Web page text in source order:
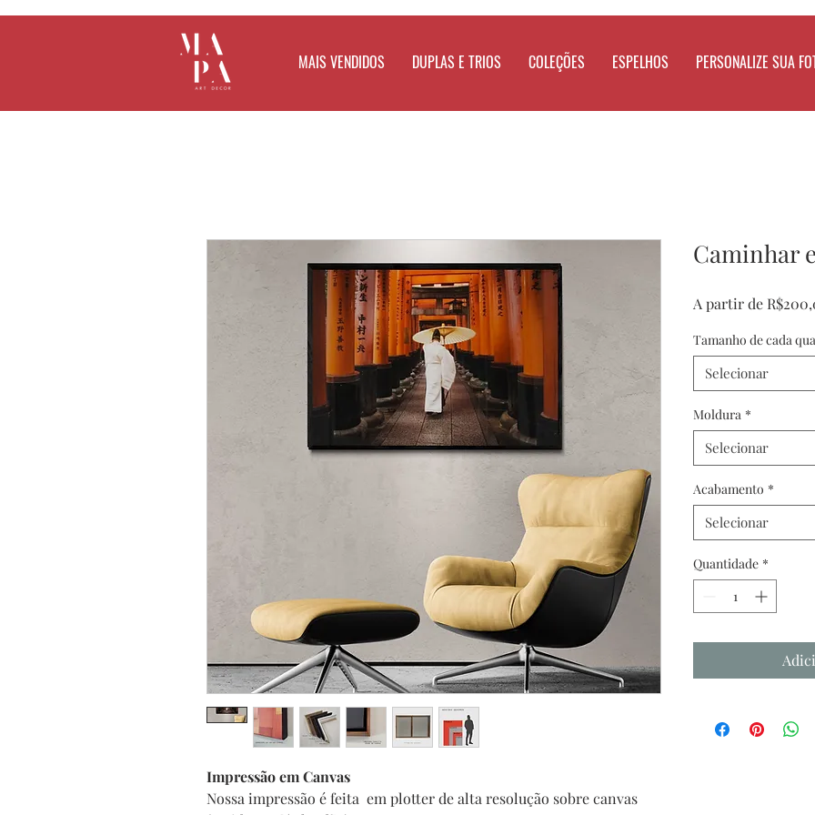
MAIS VENDIDOS DUPLAS E TRIOS COLEÇÕES ESPELHOS PERSONALIZE SUA
Impressão em Canvas
Nossa impressão é feita em plotter de alta resolução sobre canvas
Caminhar
A partir de
Tamanho de cada
Selecionar
Moldura *
Selecionar
Acabamento *
Selecionar
Quantidade *